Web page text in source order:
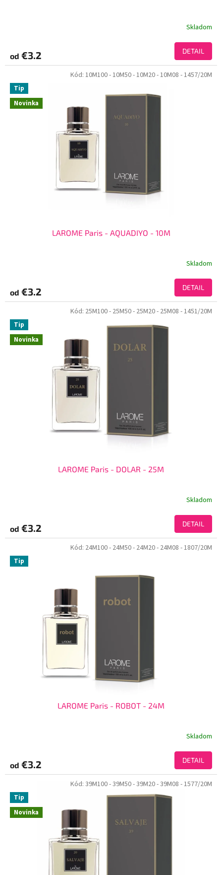
Skladom
od €3.2 DETAIL
Novinka
Tip
LAROME Paris - AQUADIYO - 10M
Skladom
od €3.2 DETAIL
Kód: 10M100- 10M50- 10M20- 10M08 - 1457/20M
Novinka
Tip
LAROME Paris - DOLAR - 25M
Skladom
od €3.2 DETAIL
Kód: 25M100- 25M50- 25M20- 25M08 - 1451/20M
Tip
LAROME Paris - ROBOT - 24M
Skladom
od €3.2 DETAIL
Kód: 24M100- 24M50- 24M20- 24M08 - 1807/20M
Novinka
Tip
Kód: 39M100- 39M50- 39M20- 39M08 - 1577/20M